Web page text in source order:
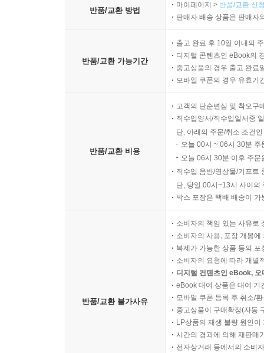
반품/교환 방법
마이페이지 > 반품/교환 신
판매자 배송 상품은 판매자
반품/교환 가능기간
출고 완료 후 10일 이내의
디지털 콘텐츠인 eBook의
중고상품의 경우 출고 완료
모바일 쿠폰의 경우 유효기
반품/교환 비용
고객의 단순변심 및 착오구
직수입양서/직수입일서중
단, 아래의 주문/취소 조건
오늘 00시 ~ 06시 30분
오늘 06시 30분 이후 주
직수입 음반/영상물/기프트
단, 당일 00시~13시 사이의
박스 포장은 택배 배송이
반품/교환 불가사유
소비자의 책임 있는 사유로
소비자의 사용, 포장 개봉
복제가 가능한 상품 등의
소비자의 요청에 따라 개별
디지털 컨텐츠인 eBook,
eBook 대여 상품은 대여 기
모바일 쿠폰 등록 후 취소/
중고상품이 구매확정(자동
LP상품의 재생 불량 원인
시간의 경과에 의해 재판매
전자상거래 등에서의 소비